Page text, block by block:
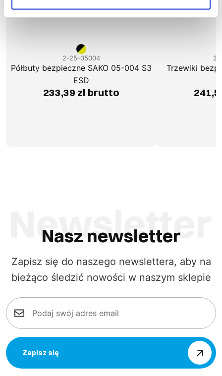
2-25-05004
Półbuty bezpieczne SAKO 05-004 S3
ESD
233,39 zł brutto
2-
Trzewiki
Nasz newsletter
Zapisz się do naszego newslettera, aby na
bieżąco śledzić nowości w naszym sklepie
Zapisz się